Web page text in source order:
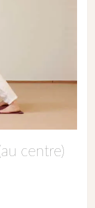
centre)